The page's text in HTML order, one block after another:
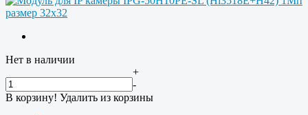
Нет в наличии
+
-
В корзину! Удалить из корзины